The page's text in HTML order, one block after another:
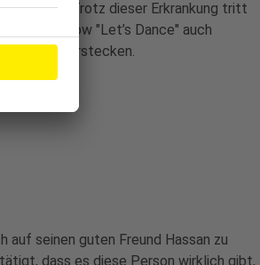
Trotz dieser Erkrankung tritt
RTL-Show "Let’s Dance" auch
nicht zu verstecken.
seinen guten Freund Hassan zu
dass es diese Person wirklich gibt,